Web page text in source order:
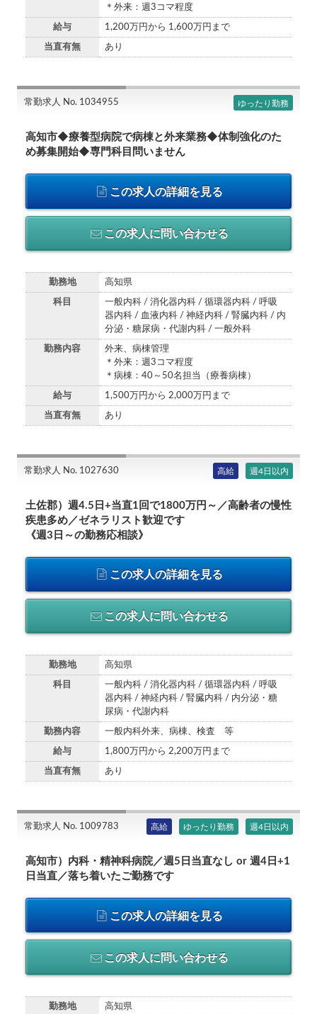
＊外来：週3コマ程度
給与 1,200万円から 1,600万円まで
当直有無 あり
常勤求人 No. 1034955 ゆったり勤務
高知市◆療養型病院で病棟と外来業務◆体制強化のた
め募集開始◆専門科目問いません
この求人の詳細を見る
この求人に問い合わせる
勤務地 高知県
科目
一般内科 / 消化器内科 / 循環器内科 / 呼吸
器内科 / 血液内科 / 神経内科 / 腎臓内科 / 内
分泌・糖尿病・代謝内科 / 一般外科
勤務内容
外来、病棟管理
＊外来：週3コマ程度
＊病棟：40～50名担当（療養病棟）
給与 1,500万円から 2,000万円まで
当直有無 あり
常勤求人 No. 1027630 高給 週4日以内
土佐郡）週4.5日+当直1回で1800万円～／高齢者の慢性
疾患多め／ゼネラリスト歓迎です
《週3日～の勤務応相談》
この求人の詳細を見る
この求人に問い合わせる
勤務地 高知県
科目
一般内科 / 消化器内科 / 循環器内科 / 呼吸
器内科 / 神経内科 / 腎臓内科 / 内分泌・糖
尿病・代謝内科
勤務内容 一般内科外来、病棟、検査 等
給与 1,800万円から 2,200万円まで
当直有無 あり
常勤求人 No. 1009783 高給 ゆったり勤務 週4日以内
高知市）内科・精神科病院／週5日当直なし or 週4日+1
日当直／落ち着いたご勤務です
この求人の詳細を見る
この求人に問い合わせる
勤務地 高知県